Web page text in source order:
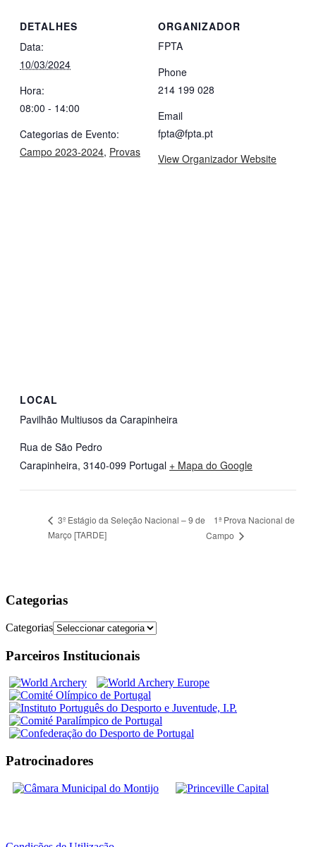
DETALHES
Data:
10/03/2024
Hora:
08:00 - 14:00
Categorias de Evento:
Campo 2023-2024, Provas
ORGANIZADOR
FPTA
Phone
214 199 028
Email
fpta@fpta.pt
View Organizador Website
LOCAL
Pavilhão Multiusos da Carapinheira
Rua de São Pedro
Carapinheira, 3140-099 Portugal + Mapa do Google
3º Estágio da Seleção Nacional – 9 de
Março [TARDE]
1ª Prova Nacional de
Campo
Categorias
Categorias
Parceiros Institucionais
Patrocinadores